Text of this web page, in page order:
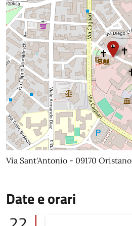
Via Sant'Antonio - 09170 Oristano
Date e orari